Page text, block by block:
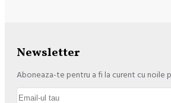
Newsletter
Aboneaza-te pentru a fi la curent cu noile